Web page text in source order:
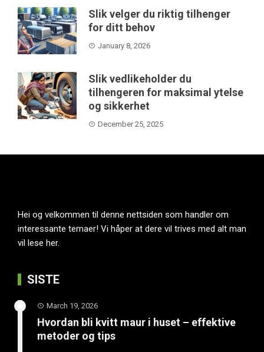
Slik velger du riktig tilhenger
for ditt behov
January 8, 2026
Slik vedlikeholder du
tilhengeren for maksimal ytelse
og sikkerhet
December 25, 2025
Hei og velkommen til denne nettsiden som handler om
interessante temaer! Vi håper at dere vil trives med alt man
vil lese her.
SISTE
March 19, 2026
Hvordan bli kvitt maur i huset – effektive
metoder og tips